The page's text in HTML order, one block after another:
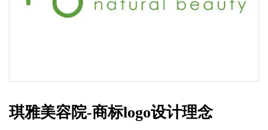
琪雅美容院-商标logo设计理念